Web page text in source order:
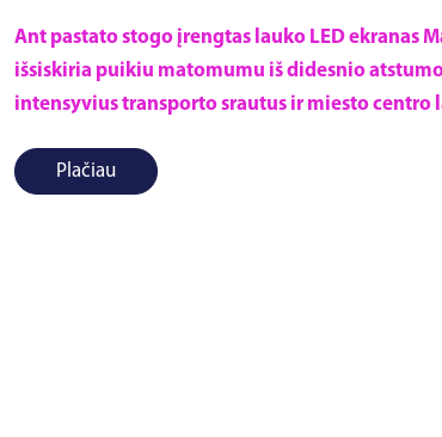
Ant pastato stogo įrengtas lauko LED ekranas
išsiskiria puikiu matomumu iš didesnio
intensyvius transporto srautus ir miesto centro
Plačiau